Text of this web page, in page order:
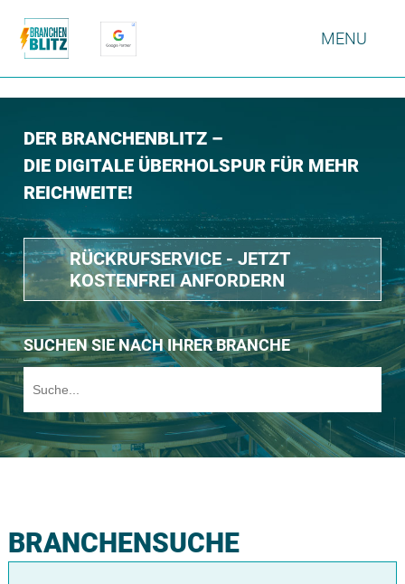
MENU
DER BRANCHENBLITZ –
DIE DIGITALE ÜBERHOLSPUR FÜR MEHR
REICHWEITE!
RÜCKRUFSERVICE - JETZT
KOSTENFREI ANFORDERN
SUCHEN SIE NACH IHRER BRANCHE
BRANCHENSUCHE